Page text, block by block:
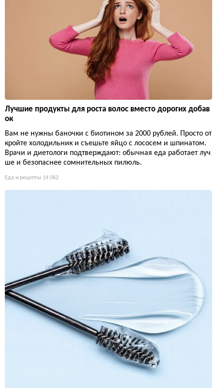
Лучшие продукты для роста волос вместо дорогих добав
ок
Вам не нужны баночки с биотином за 2000 рублей. Просто от
кройте холодильник и съешьте яйцо с лососем и шпинатом.
Врачи и диетологи подтверждают: обычная еда работает луч
ше и безопаснее сомнительных пилюль.
Еда и рецепты 14 062